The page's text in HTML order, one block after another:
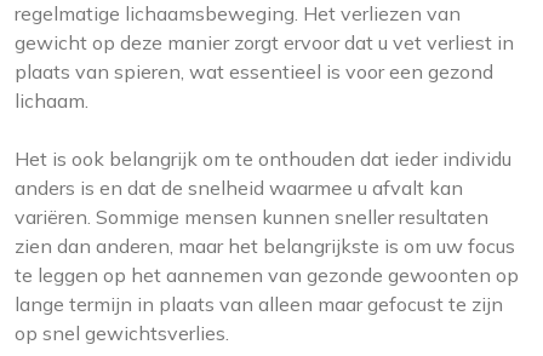
regelmatige lichaamsbeweging. Het verliezen van
gewicht op deze manier zorgt ervoor dat u vet verliest in
plaats van spieren, wat essentieel is voor een gezond
lichaam.
Het is ook belangrijk om te onthouden dat ieder individu
anders is en dat de snelheid waarmee u afvalt kan
variëren. Sommige mensen kunnen sneller resultaten
zien dan anderen, maar het belangrijkste is om uw focus
te leggen op het aannemen van gezonde gewoonten op
lange termijn in plaats van alleen maar gefocust te zijn
op snel gewichtsverlies.